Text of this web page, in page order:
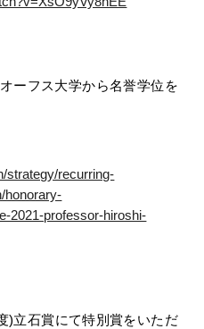
ーフス大学から名誉学位を
strategy/recurring-
honorary-
2021-professor-hiroshi-
)立石賞にて特別賞をいただ